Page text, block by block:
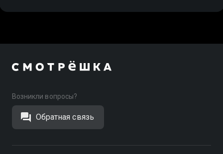
Возникли вопросы?
Обратная связь